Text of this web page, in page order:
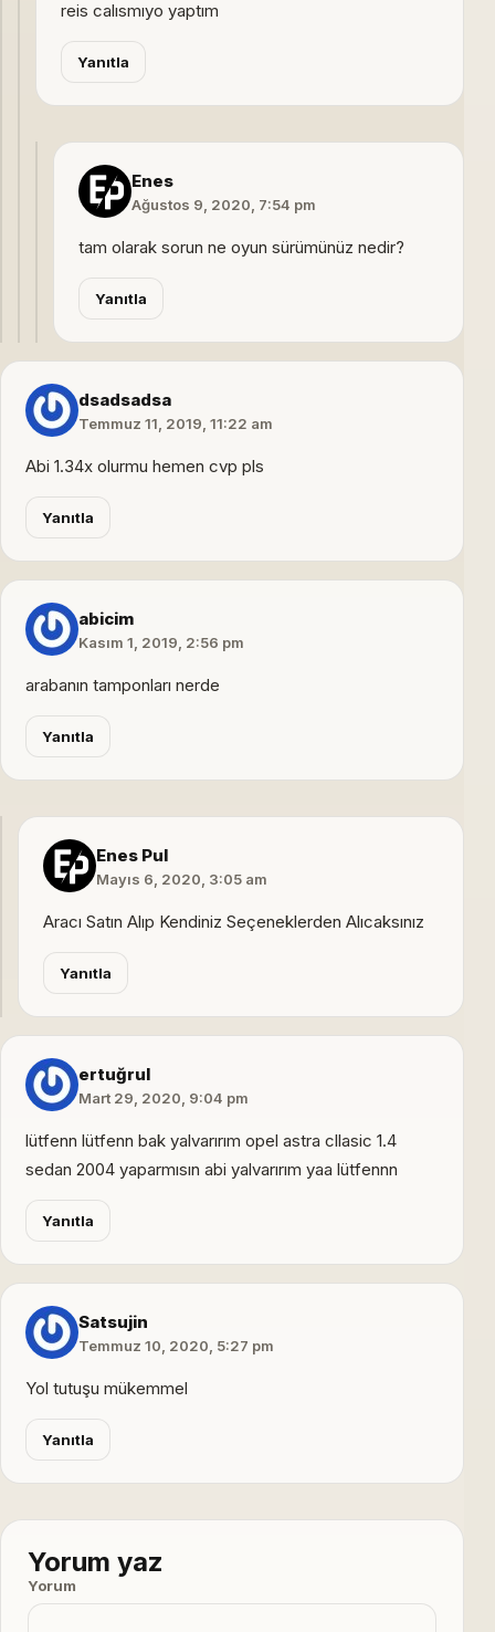
reis calısmıyo yaptım
Yanıtla
Enes
Ağustos 9, 2020, 7:54 pm
tam olarak sorun ne oyun sürümünüz nedir?
Yanıtla
dsadsadsa
Temmuz 11, 2019, 11:22 am
Abi 1.34x olurmu hemen cvp pls
Yanıtla
abicim
Kasım 1, 2019, 2:56 pm
arabanın tamponları nerde
Yanıtla
Enes Pul
Mayıs 6, 2020, 3:05 am
Aracı Satın Alıp Kendiniz Seçeneklerden Alıcaksınız
Yanıtla
ertuğrul
Mart 29, 2020, 9:04 pm
lütfenn lütfenn bak yalvarırım opel astra cllasic 1.4
sedan 2004 yaparmısın abi yalvarırım yaa lütfennn
Yanıtla
Satsujin
Temmuz 10, 2020, 5:27 pm
Yol tutuşu mükemmel
Yanıtla
Yorum yaz
Yorum